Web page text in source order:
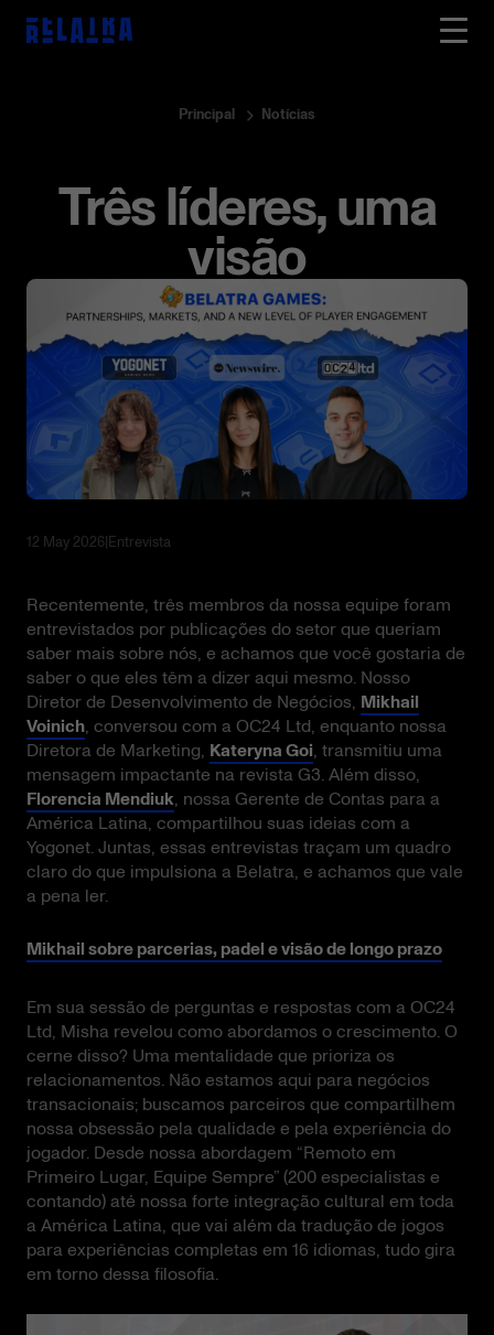
Principal Notícias
Três líderes, uma
visão
12 May 2026|Entrevista
Recentemente, três membros da nossa equipe foram
entrevistados por publicações do setor que queriam
saber mais sobre nós, e achamos que você gostaria de
saber o que eles têm a dizer aqui mesmo. Nosso
Diretor de Desenvolvimento de Negócios, Mikhail
Voinich, conversou com a OC24 Ltd, enquanto nossa
Diretora de Marketing, Kateryna Goi, transmitiu uma
mensagem impactante na revista G3. Além disso,
Florencia Mendiuk, nossa Gerente de Contas para a
América Latina, compartilhou suas ideias com a
Yogonet. Juntas, essas entrevistas traçam um quadro
claro do que impulsiona a Belatra, e achamos que vale
a pena ler.
Mikhail sobre parcerias, padel e visão de longo prazo
Em sua sessão de perguntas e respostas com a OC24
Ltd, Misha revelou como abordamos o crescimento. O
cerne disso? Uma mentalidade que prioriza os
relacionamentos. Não estamos aqui para negócios
transacionais; buscamos parceiros que compartilhem
nossa obsessão pela qualidade e pela experiência do
jogador. Desde nossa abordagem “Remoto em
Primeiro Lugar, Equipe Sempre” (200 especialistas e
contando) até nossa forte integração cultural em toda
a América Latina, que vai além da tradução de jogos
para experiências completas em 16 idiomas, tudo gira
em torno dessa filosofia.